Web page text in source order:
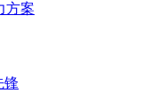
方案
锋